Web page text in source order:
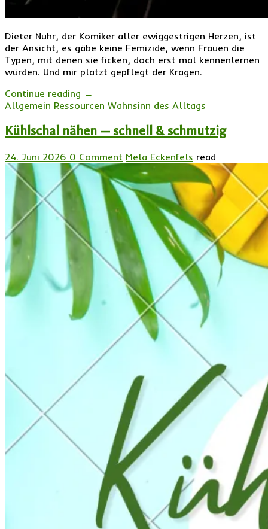
Dieter Nuhr, der Komiker aller ewiggestrigen Herzen, ist
der Ansicht, es gäbe keine Femizide, wenn Frauen die
Typen, mit denen sie ficken, doch erst mal kennenlernen
würden. Und mir platzt gepflegt der Kragen.
Continue reading →
Allgemein Ressourcen Wahnsinn des Alltags
Kühlschal nähen — schnell & schmutzig
24. Juni 2026 0 Comment Mela Eckenfels read